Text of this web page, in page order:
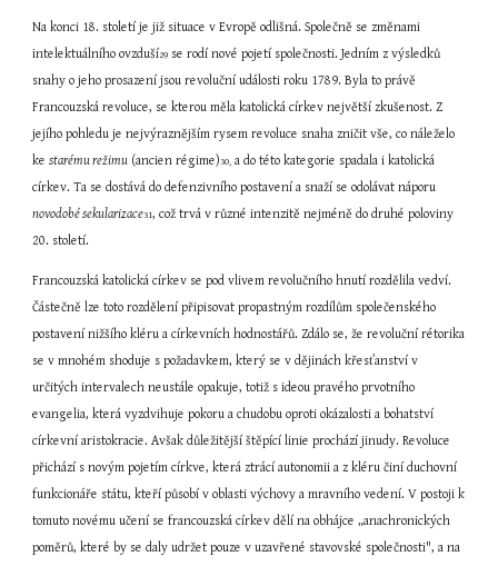
Na konci 18. století je již situace v Evropě odlišná. Společně se změnami
intelektuálního ovzduší29 se rodí nové pojetí společnosti. Jedním z výsledků
snahy o jeho prosazení jsou revoluční události roku 1789. Byla to právě
Francouzská revoluce, se kterou měla katolická církev největší zkušenost. Z
jejího pohledu je nejvýraznějším rysem revoluce snaha zničit vše, co náleželo
ke starému režimu (ancien régime)30, a do této kategorie spadala i katolická
novodobé sekularizace31, což trvá v různé intenzitě nejméně do druhé poloviny
20. století.
Francouzská katolická církev se pod vlivem revolučního hnutí rozdělila vedví.
Částečně lze toto rozdělení připisovat propastným rozdílům společenského
postavení nižšího kléru a církevních hodnostářů. Zdálo se, že revoluční rétorika
se v mnohém shoduje s požadavkem, který se v dějinách křesťanství v
určitých intervalech neustále opakuje, totiž s ideou pravého prvotního
evangelia, která vyzdvihuje pokoru a chudobu oproti okázalosti a bohatství
církevní aristokracie. Avšak důležitější štěpící linie prochází jinudy. Revoluce
přichází s novým pojetím církve, která ztrácí autonomii a z kléru činí duchovní
funkcionáře státu, kteří působí v oblasti výchovy a mravního vedení. V postoji k
tomuto novému učení se francouzská církev dělí na obhájce „anachronických
poměrů, které by se daly udržet pouze v uzavřené stavovské společnosti", a na